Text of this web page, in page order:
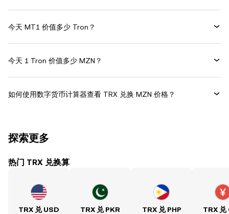
今天 MT1 价值多少 Tron？
今天 1 Tron 价值多少 MZN？
如何使用数字货币计算器查看 TRX 兑换 MZN 价格？
探索更多
热门 TRX 兑换算
TRX 兑 USD TRX 兑 PKR TRX 兑 PHP TRX 兑